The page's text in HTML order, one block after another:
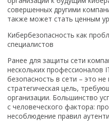
совершенных другими
также может стать ценным
Кибербезопасность как
специалистов
Ранее для защиты сети
нескольких профессионалов
безопасность в сети – это
стратегическая цель,
организации. Большинство
с человеческого фактора:
несоблюдение правил